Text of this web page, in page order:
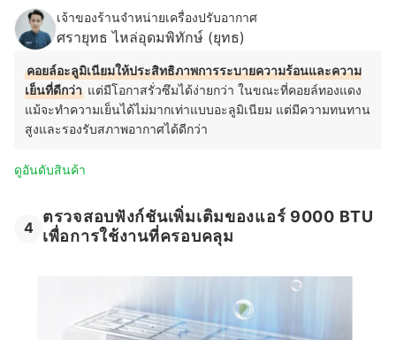
เจ้าของร้านจำหน่ายเครื่องปรับอากาศ
ศรายุทธ ไหล่อุดมพิทักษ์ (ยุทธ)
คอยล์อะลูมิเนียมให้ประสิทธิภาพการระบายความร้อนและความ
เย็นที่ดีกว่า แต่มีโอกาสรั่วซึมได้ง่ายกว่า ในขณะที่คอยล์ทองแดง
แม้จะทำความเย็นได้ไม่มากเท่าแบบอะลูมิเนียม แต่มีความทนทาน
สูงและรองรับสภาพอากาศได้ดีกว่า
ดูอันดับสินค้า
4
ตรวจสอบฟังก์ชันเพิ่มเติมของแอร์ 9000 BTU
เพื่อการใช้งานที่ครอบคลุม